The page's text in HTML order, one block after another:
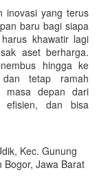
inovasi yang terus
baru bagi siapa
khawatir lagi
aset berharga.
hingga ke
dan tetap ramah
masa depan dari
efisien, dan bisa
Kec. Gunung
Bogor, Jawa Barat